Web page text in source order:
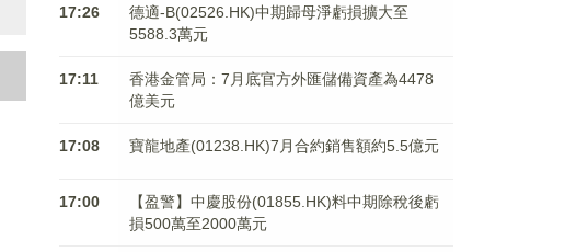
17:26
德適-B(02526.HK)中期歸母淨虧損擴大至
5588.3萬元
17:11
香港金管局：7月底官方外匯儲備資產為4478
億美元
17:08 寶龍地產(01238.HK)7月合約銷售額約5.5億元
17:00
【盈警】中慶股份(01855.HK)料中期除稅後虧
損500萬至2000萬元